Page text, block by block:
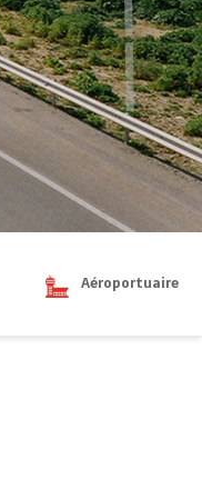
Aéroportuaire